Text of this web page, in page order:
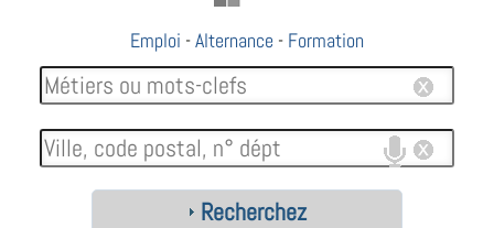
Emploi -Alternance - Formation
Recherchez